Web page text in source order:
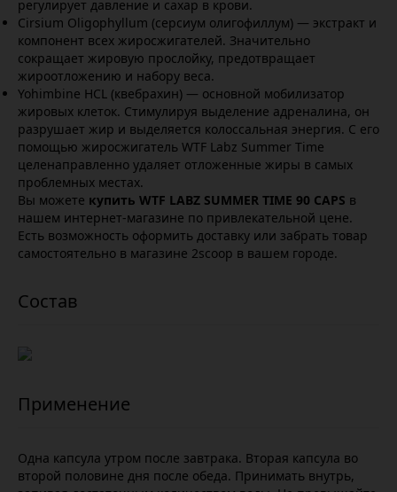
регулирует давление и сахар в крови.
Cirsium Oligophyllum (серсиум олигофиллум) — экстракт и
компонент всех жиросжигателей. Значительно
сокращает жировую прослойку, предотвращает
жироотложению и набору веса.
Yohimbine HCL (квебрахин) — основной мобилизатор
жировых клеток. Стимулируя выделение адреналина, он
разрушает жир и выделяется колоссальная энергия. С его
помощью жиросжигатель WTF Labz Summer Time
целенаправленно удаляет отложенные жиры в самых
проблемных местах.
Вы можете купить WTF LABZ SUMMER TIME 90 CAPS в
нашем интернет-магазине по привлекательной цене.
Есть возможность оформить доставку или забрать товар
самостоятельно в магазине 2scoop в вашем городе.
Одна капсула утром после завтрака. Вторая капсула во
второй половине дня после обеда. Принимать внутрь,